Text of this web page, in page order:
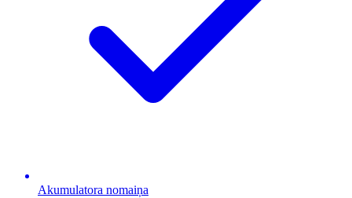
Akumulatora nomaiņa